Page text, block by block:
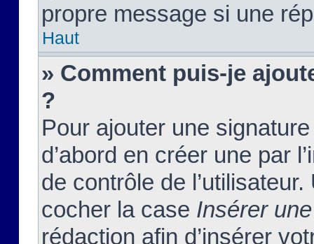
propre message si une
Haut
» Comment puis-je
?
Pour ajouter une
d’abord en créer une par
de contrôle de
cocher la case Insérer
rédaction afin d’insérer